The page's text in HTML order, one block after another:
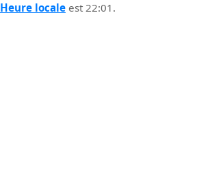
Heure locale est 22:01.